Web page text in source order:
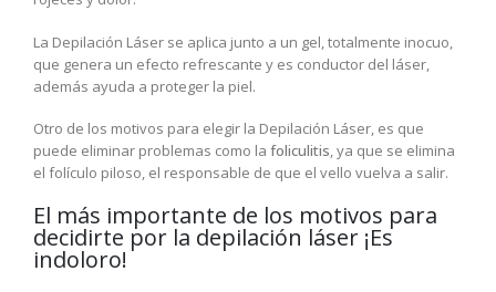
La Depilación Láser se aplica junto a un gel, totalmente inocuo,
que genera un efecto refrescante y es conductor del láser,
además ayuda a proteger la piel.
Otro de los motivos para elegir la Depilación Láser, es que
puede eliminar problemas como la foliculitis, ya que se elimina
el folículo piloso, el responsable de que el vello vuelva a salir.
El más importante de los motivos para
decidirte por la depilación láser ¡Es
indoloro!